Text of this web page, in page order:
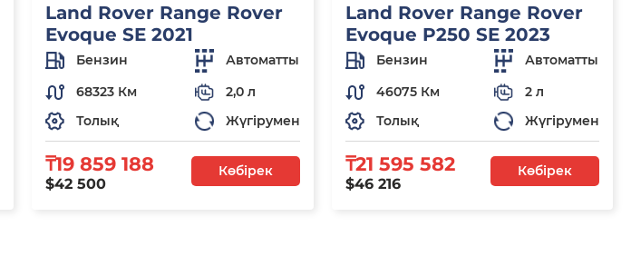
Land Rover Range Rover
Evoque SE 2021
Бензин
Автоматты
68323 Км
2,0 л
Толық
Жүгірумен
₸19 859 188
$42 500
Көбірек
Land Rover Range Rover
Evoque P250 SE 2023
Бензин
Автоматты
46075 Км
2 л
Толық
Жүгірумен
₸21 595 582
$46 216
Көбірек